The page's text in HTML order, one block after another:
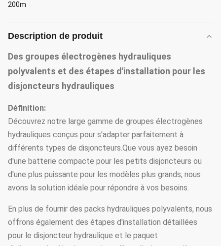
200m
Description de produit
Des groupes électrogènes hydrauliques
polyvalents et des étapes d'installation pour les
disjoncteurs hydrauliques
Définition:
Découvrez notre large gamme de groupes électrogènes
hydrauliques conçus pour s'adapter parfaitement à
différents types de disjoncteurs.Que vous ayez besoin
d'une batterie compacte pour les petits disjoncteurs ou
d'une plus puissante pour les modèles plus grands, nous
avons la solution idéale pour répondre à vos besoins.
En plus de fournir des packs hydrauliques polyvalents, nous
offrons également des étapes d'installation détaillées
pour le disjoncteur hydraulique et le paquet